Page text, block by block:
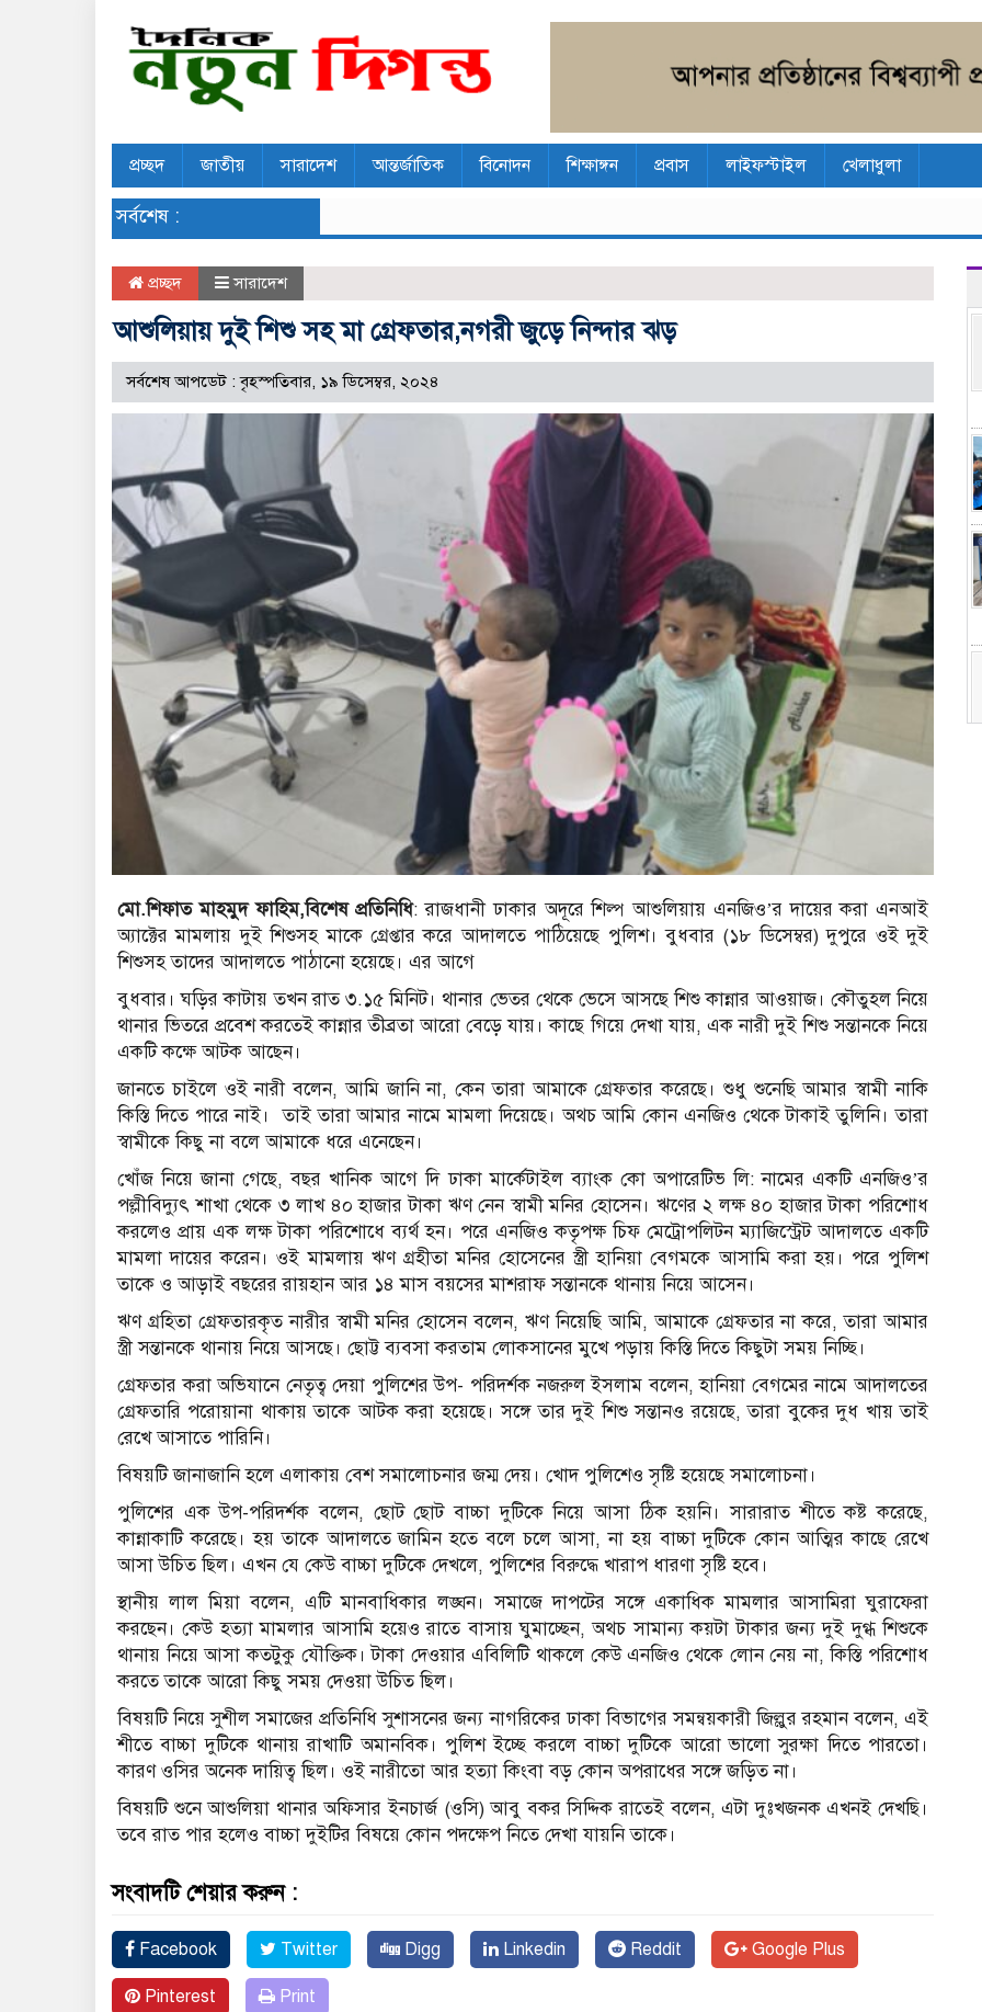
প্রচ্ছদ জাতীয় সারাদেশ আন্তর্জাতিক বিনোদন শিক্ষাঙ্গন প্রবাস লাইফস্টাইল খেলাধুলা
সর্বশেষ :
প্রচ্ছদ সারাদেশ
আশুলিয়ায় দুই শিশু সহ মা গ্রেফতার,নগরী জুড়ে নিন্দার ঝড়
সর্বশেষ আপডেট : বৃহস্পতিবার, ১৯ ডিসেম্বর, ২০২৪
মো.শিফাত মাহমুদ ফাহিম,বিশেষ প্রতিনিধি: রাজধানী ঢাকার অদূরে শিল্প আশুলিয়ায় এনজিও’র দায়ের করা এনআই
অ্যাক্টের মামলায় দুই শিশুসহ মাকে গ্রেপ্তার করে আদালতে পাঠিয়েছে পুলিশ। বুধবার (১৮ ডিসেম্বর) দুপুরে ওই দুই
শিশুসহ তাদের আদালতে পাঠানো হয়েছে। এর আগে
বুধবার। ঘড়ির কাটায় তখন রাত ৩.১৫ মিনিট। থানার ভেতর থেকে ভেসে আসছে শিশু কান্নার আওয়াজ। কৌতুহল নিয়ে
থানার ভিতরে প্রবেশ করতেই কান্নার তীব্রতা আরো বেড়ে যায়। কাছে গিয়ে দেখা যায়, এক নারী দুই শিশু সন্তানকে নিয়ে
একটি কক্ষে আটক আছেন।
জানতে চাইলে ওই নারী বলেন, আমি জানি না, কেন তারা আমাকে গ্রেফতার করেছে। শুধু শুনেছি আমার স্বামী নাকি
কিস্তি দিতে পারে নাই। তাই তারা আমার নামে মামলা দিয়েছে। অথচ আমি কোন এনজিও থেকে টাকাই তুলিনি। তারা
স্বামীকে কিছু না বলে আমাকে ধরে এনেছেন।
খোঁজ নিয়ে জানা গেছে, বছর খানিক আগে দি ঢাকা মার্কেটাইল ব্যাংক কো অপারেটিভ লি: নামের একটি এনজিও’র
পল্লীবিদ্যুৎ শাখা থেকে ৩ লাখ ৪০ হাজার টাকা ঋণ নেন স্বামী মনির হোসেন। ঋণের ২ লক্ষ ৪০ হাজার টাকা পরিশোধ
করলেও প্রায় এক লক্ষ টাকা পরিশোধে ব্যর্থ হন। পরে এনজিও কতৃপক্ষ চিফ মেট্রোপলিটন ম্যাজিস্ট্রেট আদালতে একটি
মামলা দায়ের করেন। ওই মামলায় ঋণ গ্রহীতা মনির হোসেনের স্ত্রী হানিয়া বেগমকে আসামি করা হয়। পরে পুলিশ
তাকে ও আড়াই বছরের রায়হান আর ১৪ মাস বয়সের মাশরাফ সন্তানকে থানায় নিয়ে আসেন।
ঋণ গ্রহিতা গ্রেফতারকৃত নারীর স্বামী মনির হোসেন বলেন, ঋণ নিয়েছি আমি, আমাকে গ্রেফতার না করে, তারা আমার
স্ত্রী সন্তানকে থানায় নিয়ে আসছে। ছোট্ট ব্যবসা করতাম লোকসানের মুখে পড়ায় কিস্তি দিতে কিছুটা সময় নিচ্ছি।
গ্রেফতার করা অভিযানে নেতৃত্ব দেয়া পুলিশের উপ- পরিদর্শক নজরুল ইসলাম বলেন, হানিয়া বেগমের নামে আদালতের
গ্রেফতারি পরোয়ানা থাকায় তাকে আটক করা হয়েছে। সঙ্গে তার দুই শিশু সন্তানও রয়েছে, তারা বুকের দুধ খায় তাই
রেখে আসাতে পারিনি।
বিষয়টি জানাজানি হলে এলাকায় বেশ সমালোচনার জম্ম দেয়। খোদ পুলিশেও সৃষ্টি হয়েছে সমালোচনা।
পুলিশের এক উপ-পরিদর্শক বলেন, ছোট ছোট বাচ্চা দুটিকে নিয়ে আসা ঠিক হয়নি। সারারাত শীতে কষ্ট করেছে,
কান্নাকাটি করেছে। হয় তাকে আদালতে জামিন হতে বলে চলে আসা, না হয় বাচ্চা দুটিকে কোন আত্মির কাছে রেখে
আসা উচিত ছিল। এখন যে কেউ বাচ্চা দুটিকে দেখলে, পুলিশের বিরুদ্ধে খারাপ ধারণা সৃষ্টি হবে।
স্থানীয় লাল মিয়া বলেন, এটি মানবাধিকার লঙ্ঘন। সমাজে দাপটের সঙ্গে একাধিক মামলার আসামিরা ঘুরাফেরা
করছেন। কেউ হত্যা মামলার আসামি হয়েও রাতে বাসায় ঘুমাচ্ছেন, অথচ সামান্য কয়টা টাকার জন্য দুই দুগ্ধ শিশুকে
থানায় নিয়ে আসা কতটুকু যৌক্তিক। টাকা দেওয়ার এবিলিটি থাকলে কেউ এনজিও থেকে লোন নেয় না, কিস্তি পরিশোধ
করতে তাকে আরো কিছু সময় দেওয়া উচিত ছিল।
বিষয়টি নিয়ে সুশীল সমাজের প্রতিনিধি সুশাসনের জন্য নাগরিকের ঢাকা বিভাগের সমন্বয়কারী জিল্লুর রহমান বলেন, এই
শীতে বাচ্চা দুটিকে থানায় রাখাটি অমানবিক। পুলিশ ইচ্ছে করলে বাচ্চা দুটিকে আরো ভালো সুরক্ষা দিতে পারতো।
কারণ ওসির অনেক দায়িত্ব ছিল। ওই নারীতো আর হত্যা কিংবা বড় কোন অপরাধের সঙ্গে জড়িত না।
বিষয়টি শুনে আশুলিয়া থানার অফিসার ইনচার্জ (ওসি) আবু বকর সিদ্দিক রাতেই বলেন, এটা দুঃখজনক এখনই দেখছি।
তবে রাত পার হলেও বাচ্চা দুইটির বিষয়ে কোন পদক্ষেপ নিতে দেখা যায়নি তাকে।
সংবাদটি শেয়ার করুন :
Facebook Twitter Digg Linkedin Reddit Google Plus
Pinterest Print